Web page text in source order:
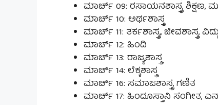
ಮಾರ್ಚ್ 09: ರಸಾಯನಶಾಸ್ತ್ರ, ಶಿಕ್ಷಣ,
ಮಾರ್ಚ್ 10: ಅರ್ಥಶಾಸ್ತ್ರ
ಮಾರ್ಚ್ 11: ತರ್ಕಶಾಸ್ತ್ರ,, ಜೀವಶಾಸ್ತ್ರ,
ಮಾರ್ಚ್ 12: ಹಿಂದಿ
ಮಾರ್ಚ್ 13: ರಾಜ್ಯಶಾಸ್ತ್ರ
ಮಾರ್ಚ್ 14: ಲೆಕ್ಕಶಾಸ್ತ್ರ
ಮಾರ್ಚ್ 16: ಸಮಾಜಶಾಸ್ತ್ರ, ಗಣಿತ
ಮಾರ್ಚ್ 17: ಹಿಂದೂಸ್ತಾನಿ ಸಂಗೀತ,